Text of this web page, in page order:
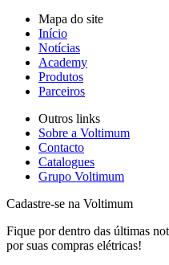
Mapa do site
Início
Notícias
Academy
Produtos
Parceiros
Outros links
Sobre a Voltimum
Contacto
Catalogues
Grupo Voltimum
Cadastre-se na Voltimum
Fique por dentro das últimas
por suas compras elétricas!